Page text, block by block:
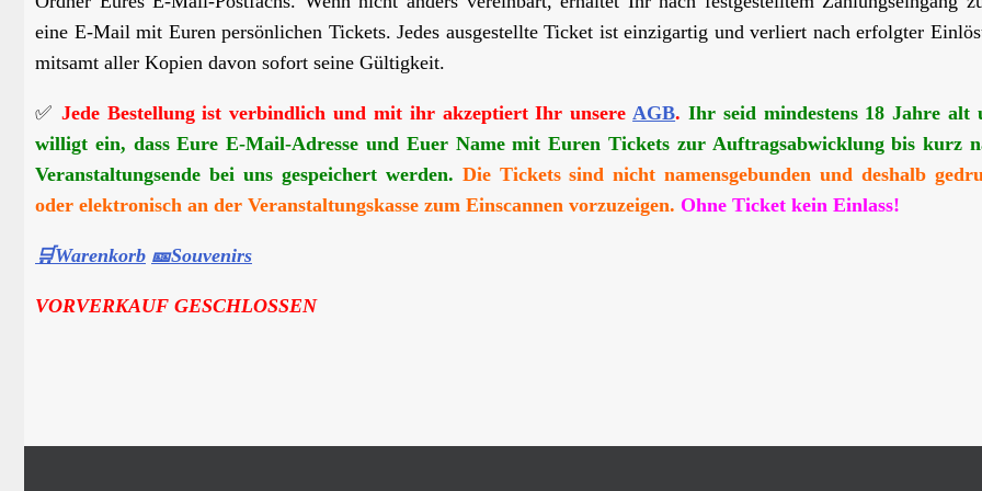
eine E-Mail mit Euren persönlichen Tickets. Jedes ausgestellte Ticket ist einzigartig und verliert nach erfolgter
mitsamt aller Kopien davon sofort seine Gültigkeit.
✅ Jede Bestellung ist verbindlich und mit ihr akzeptiert Ihr unsereAGB. Ihr seid mindestens 18 Jahre alt
willigt ein, dass Eure E-Mail-Adresse und Euer Name mit Euren Tickets zur Auftragsabwicklung bis kurz
Veranstaltungsende bei uns gespeichert werden. Die Tickets sind nicht namensgebunden und deshalb
oder elektronisch an der Veranstaltungskasse zum Einscannen vorzuzeigen. Ohne Ticket kein Einlass!
🛒Warenkorb 🎫Souvenirs
VORVERKAUF GESCHLOSSEN